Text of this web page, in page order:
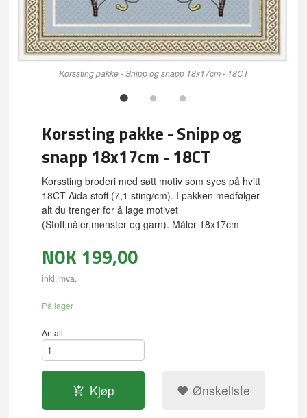
Korssting pakke - Snipp og snapp 18x17cm - 18CT
Korssting pakke - Snipp og
snapp 18x17cm - 18CT
Korssting broderi med søtt motiv som syes på hvitt
18CT Aida stoff (7,1 sting/cm). I pakken medfølger
alt du trenger for å lage motivet
(Stoff,nåler,mønster og garn). Måler 18x17cm
NOK 199,00
inkl. mva.
På lager
Antall
Kjøp Ønskeliste